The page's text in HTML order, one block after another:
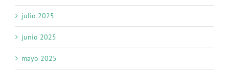
julio 2025
junio 2025
mayo 2025